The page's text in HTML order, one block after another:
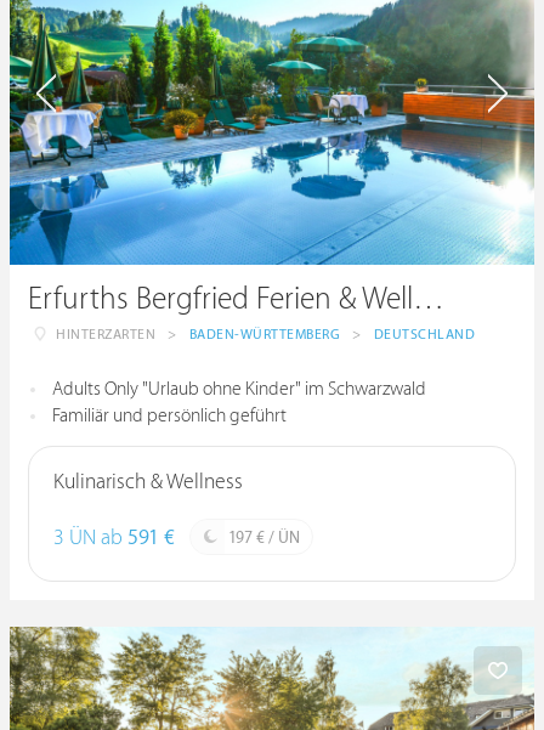
Erfurths Bergfried Ferien & Wellnesshotel
HINTERZARTEN > BADEN-WÜRTTEMBERG > DEUTSCHLAND
Adults Only "Urlaub ohne Kinder" im Schwarzwald
Familiär und persönlich geführt
Kulinarisch & Wellness
3 ÜN ab 591 € 197 € / ÜN